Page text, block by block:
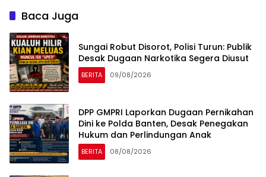
Baca Juga
Sungai Robut Disorot, Polisi Turun: Publik
Desak Dugaan Narkotika Segera Diusut
BERITA 09/08/2026
DPP GMPRI Laporkan Dugaan Pernikahan
Dini ke Polda Banten, Desak Penegakan
Hukum dan Perlindungan Anak
BERITA 08/08/2026